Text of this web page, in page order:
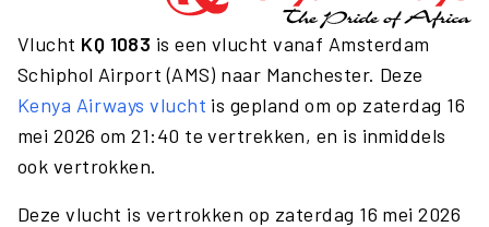
Vlucht KQ 1083 is een vlucht vanaf Amsterdam
Schiphol Airport (AMS) naar Manchester. Deze
Kenya Airways vlucht is gepland om op zaterdag 16
mei 2026 om 21:40 te vertrekken, en is inmiddels
ook vertrokken.
Deze vlucht is vertrokken op zaterdag 16 mei 2026